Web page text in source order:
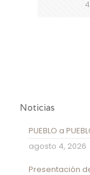
Noticias
PUEBLO a
agosto 4, 2026
Presentación